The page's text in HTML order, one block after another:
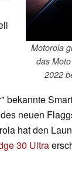
Motorola
das
2022
bekannte
neuen
hat den
30 Ultra